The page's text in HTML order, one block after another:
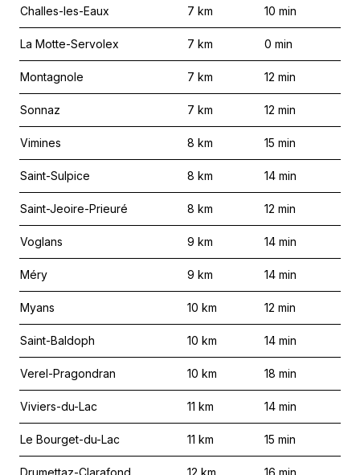
Challes-les-Eaux 7 km 10 min
La Motte-Servolex 7 km 0 min
Montagnole 7 km 12 min
Sonnaz 7 km 12 min
Vimines 8 km 15 min
Saint-Sulpice 8 km 14 min
Saint-Jeoire-Prieuré 8 km 12 min
Voglans 9 km 14 min
Méry 9 km 14 min
Myans 10 km 12 min
Saint-Baldoph 10 km 14 min
Verel-Pragondran 10 km 18 min
Viviers-du-Lac 11 km 14 min
Le Bourget-du-Lac 11 km 15 min
Drumettaz-Clarafond 12 km 16 min